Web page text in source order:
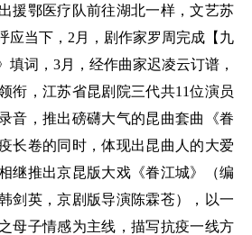
鄂医疗队前往湖北一样，文艺苏
应当下，2月，剧作家罗周完成【九
填词，3月，经作曲家迟凌云订谱，
衔，江苏省昆剧院三代共11位演员
音，推出磅礴大气的昆曲套曲《眷
长卷的同时，体现出昆曲人的大爱
继推出京昆版大戏《眷江城》（编
剑英，京剧版导演陈霖苍），以一
母子情感为主线，描写抗疫一线方